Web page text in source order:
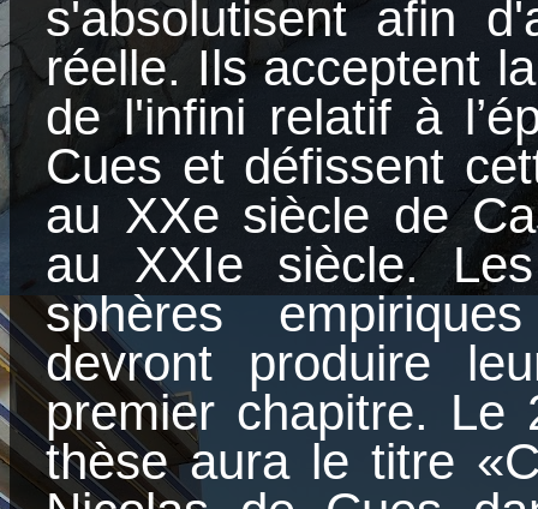
s'absolutisent afin
réelle. Ils acceptent
de l'infini relatif à
Cues et défissent
au XXe siècle de
au XXIe siècle.
sphères
devront produire
premier chapitre. Le
thèse aura le titre